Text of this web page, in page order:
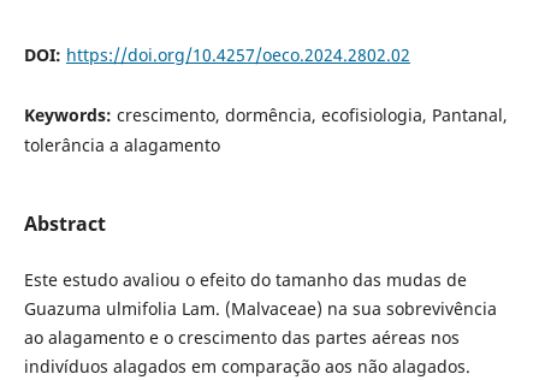
DOI: https://doi.org/10.4257/oeco.2024.2802.02
Keywords: crescimento, dormência, ecofisiologia, Pantanal,
tolerância a alagamento
Abstract
Este estudo avaliou o efeito do tamanho das mudas de
Guazuma ulmifolia Lam. (Malvaceae) na sua sobrevivência
ao alagamento e o crescimento das partes aéreas nos
indivíduos alagados em comparação aos não alagados.